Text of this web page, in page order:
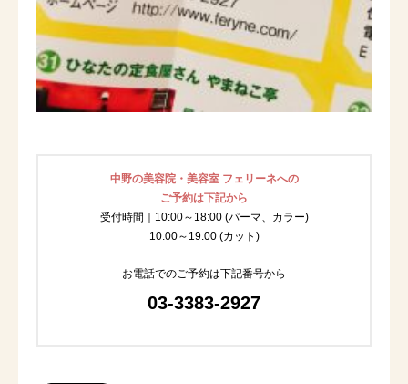
中野の美容院・美容室 フェリーネへの
ご予約は下記から
受付時間｜10:00～18:00 (パーマ、カラー)
10:00～19:00 (カット)
お電話でのご予約は下記番号から
03-3383-2927